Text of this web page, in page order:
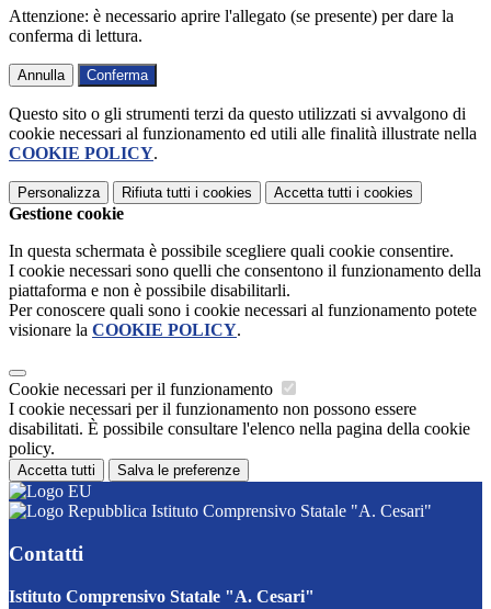
Attenzione: è necessario aprire l'allegato (se presente) per dare la
conferma di lettura.
Annulla Conferma
Questo sito o gli strumenti terzi da questo utilizzati si avvalgono di
cookie necessari al funzionamento ed utili alle finalità illustrate nella
COOKIE POLICY.
Personalizza Rifiuta tutti i cookies Accetta tutti i cookies
Gestione cookie
In questa schermata è possibile scegliere quali cookie consentire.
I cookie necessari sono quelli che consentono il funzionamento della
piattaforma e non è possibile disabilitarli.
Per conoscere quali sono i cookie necessari al funzionamento potete
visionare la COOKIE POLICY.
Cookie necessari per il funzionamento
I cookie necessari per il funzionamento non possono essere
disabilitati. È possibile consultare l'elenco nella pagina della cookie
policy.
Accetta tutti Salva le preferenze
Istituto Comprensivo Statale "A. Cesari"
Contatti
Istituto Comprensivo Statale "A. Cesari"